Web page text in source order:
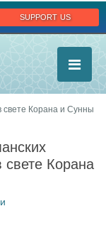
support us
свете Корана и Сунны
Корана